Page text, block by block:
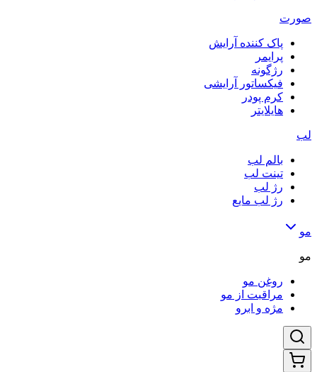
صورت
پاک کننده آرایش
پرایمر
رژگونه
فیکساتور آرایشی
کرم پودر
هایلایتر
لب
بالم لب
تینت لب
رژ لب
رژ لب مایع
مو
مو
روغن مو
مراقبت از مو
مژه و ابرو